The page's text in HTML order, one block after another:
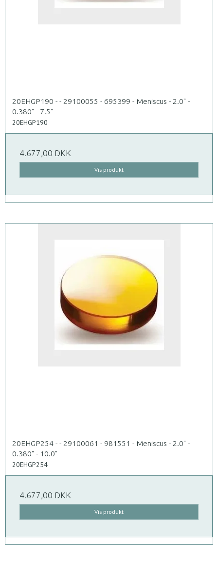
20EHGP190 - - 29100055 - 695399 - Meniscus - 2.0" -
0.380" - 7.5"
20EHGP190
4.677,00 DKK
Vis produkt
20EHGP254 - - 29100061 - 981551 - Meniscus - 2.0" -
0.380" - 10.0"
20EHGP254
4.677,00 DKK
Vis produkt